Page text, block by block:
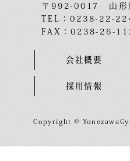
〒992-0017 山形
TEL：0238-22-
FAX：0238-26-
会社概要
採用情報
Copyright ©